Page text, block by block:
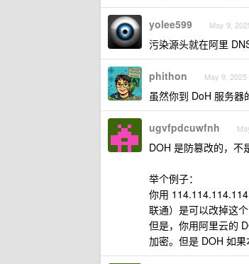
yolee599 May 9,
污染源头就在阿里
phithon May 9, 2025
虽然你到 DoH 服务
ugvfpdcuwfnh
DOH 是防篡改的，不
举个例子：
你用
联通）是可以改掉这
但是，你用阿里云的
加密。但是 DOH 如果